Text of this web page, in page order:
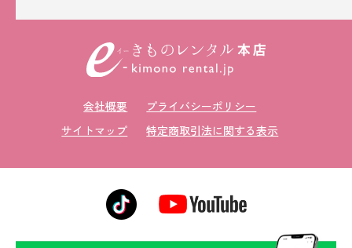
会社概要
プライバシーポリシー
サイトマップ
特定商取引法に関する表示